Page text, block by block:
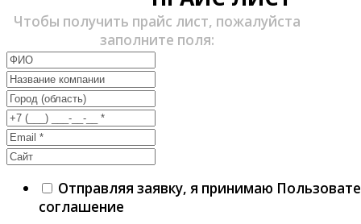
Чтобы получить прайс лист, пожалуйста
заполните поля:
Отправляя заявку, я принимаю
соглашение